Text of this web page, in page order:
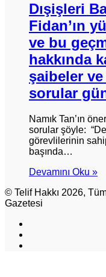
Dışişleri
Fidan’ın
ve bu
hakkında
şaibeler
sorular
Namık Tan’ın
sorular şöyle:
görevlilerinin
başında…
Devamını Oku »
© Telif Hakkı 2026,
Gazetesi